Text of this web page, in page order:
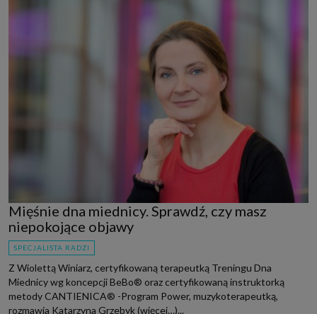
Mięśnie dna miednicy. Sprawdź, czy masz
niepokojące objawy
SPECJALISTA RADZI
Z Wiolettą Winiarz, certyfikowaną terapeutką Treningu Dna
Miednicy wg koncepcji BeBo® oraz certyfikowaną instruktorką
metody CANTIENICA® -Program Power, muzykoterapeutką,
rozmawia Katarzyna Grzebyk (więcej…)...